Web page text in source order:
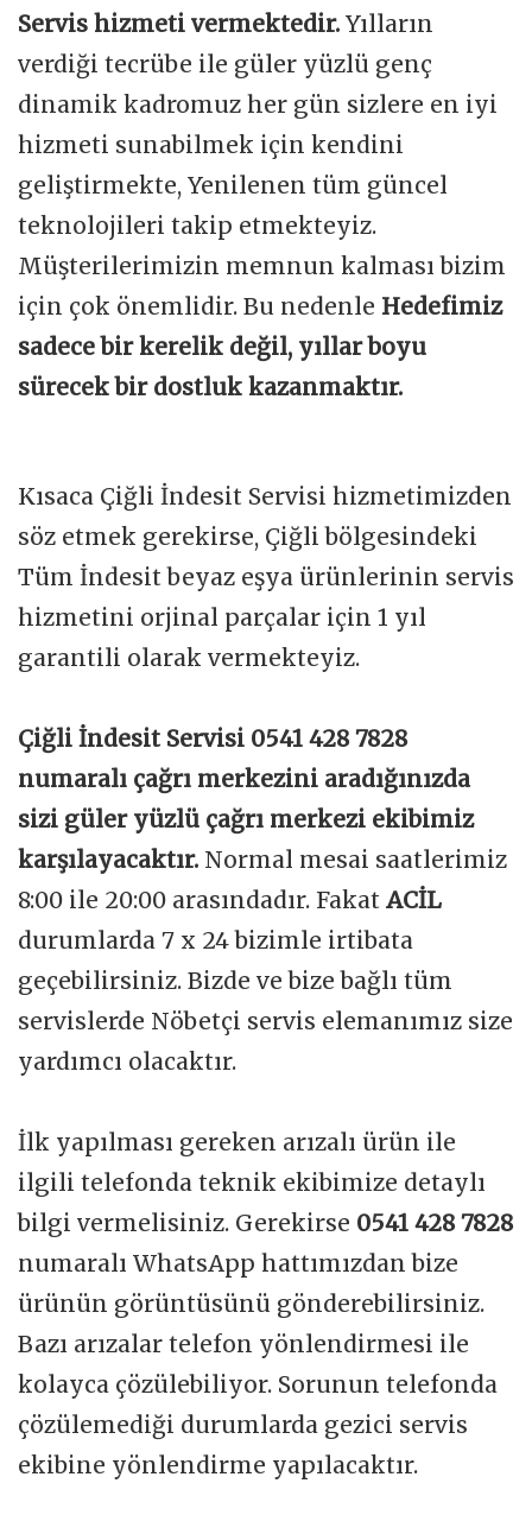
Servis hizmeti vermektedir. Yılların
verdiği tecrübe ile güler yüzlü genç
dinamik kadromuz her gün sizlere en iyi
hizmeti sunabilmek için kendini
geliştirmekte, Yenilenen tüm güncel
teknolojileri takip etmekteyiz.
Müşterilerimizin memnun kalması bizim
için çok önemlidir. Bu nedenle Hedefimiz
sadece bir kerelik değil, yıllar boyu
sürecek bir dostluk kazanmaktır.
Kısaca Çiğli İndesit Servisi hizmetimizden
söz etmek gerekirse, Çiğli bölgesindeki
Tüm İndesit beyaz eşya ürünlerinin servis
hizmetini orjinal parçalar için 1 yıl
garantili olarak vermekteyiz.
Çiğli İndesit Servisi 0541 428 7828
numaralı çağrı merkezini aradığınızda
sizi güler yüzlü çağrı merkezi ekibimiz
karşılayacaktır. Normal mesai saatlerimiz
8:00 ile 20:00 arasındadır. Fakat ACİL
durumlarda 7 x 24 bizimle irtibata
geçebilirsiniz. Bizde ve bize bağlı tüm
servislerde Nöbetçi servis elemanımız size
yardımcı olacaktır.
İlk yapılması gereken arızalı ürün ile
ilgili telefonda teknik ekibimize detaylı
bilgi vermelisiniz. Gerekirse 0541 428 7828
numaralı WhatsApp hattımızdan bize
ürünün görüntüsünü gönderebilirsiniz.
Bazı arızalar telefon yönlendirmesi ile
kolayca çözülebiliyor. Sorunun telefonda
çözülemediği durumlarda gezici servis
ekibine yönlendirme yapılacaktır.